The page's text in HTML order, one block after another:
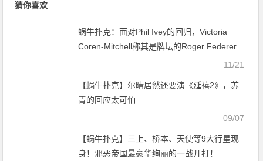
猜你喜欢
蜗牛扑克：面对Phil Ivey的回归，Victoria
Coren-Mitchell称其是牌坛的Roger Federer
11/21
【蜗牛扑克】尔晴居然还要演《延禧2》，苏
青的回应太可怕
09/07
【蜗牛扑克】三上、桥本、天使等9大行星现
身！邪恶帝国最豪华绚丽的一战开打！